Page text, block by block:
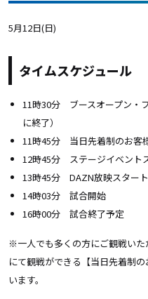
5月12日(日)
タイムスケジュール
11時30分 ブースオープン・
に終了）
11時45分 当日先着制のお客
12時45分 ステージイベント
13時45分 DAZN放映スタート
14時03分 試合開始
16時00分 試合終了予定
※一人でも多くの方にご観戦い
にて観戦ができる【当日先着制
います。